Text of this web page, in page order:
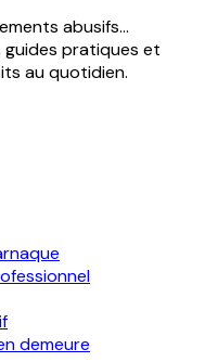
abusifs...
pratiques et
au quotidien.
demeure